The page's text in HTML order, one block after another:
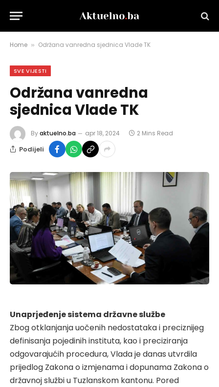
Home » Održana vanredna sjednica Vlade TK
SVE VIJESTI
Održana vanredna
sjednica Vlade TK
Byaktuelno.ba apr 18, 2024 2 Mins Read
Podijeli
Unaprjeđenje sistema državne službe
Zbog otklanjanja uočenih nedostataka i preciznijeg
definisanja pojedinih instituta, kao i preciziranja
odgovarajućih procedura, Vlada je danas utvrdila
prijedlog Zakona o izmjenama i dopunama Zakona o
državnoj službi u Tuzlanskom kantonu. Pored